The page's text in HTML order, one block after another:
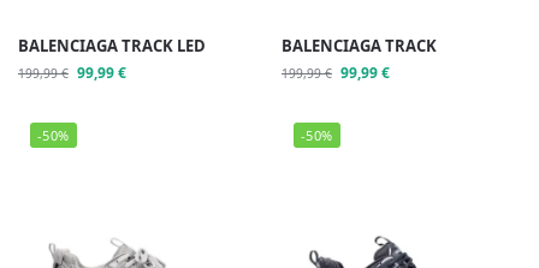
BALENCIAGA TRACK LED
199,99€ 99,99€
BALENCIAGA TRACK
199,99€ 99,99€
-50% -50%